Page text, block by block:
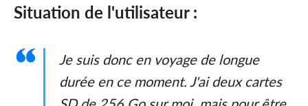
Situation de l'utilisateur :
Je suis donc en voyage de longue
durée en ce moment. J'ai deux cartes